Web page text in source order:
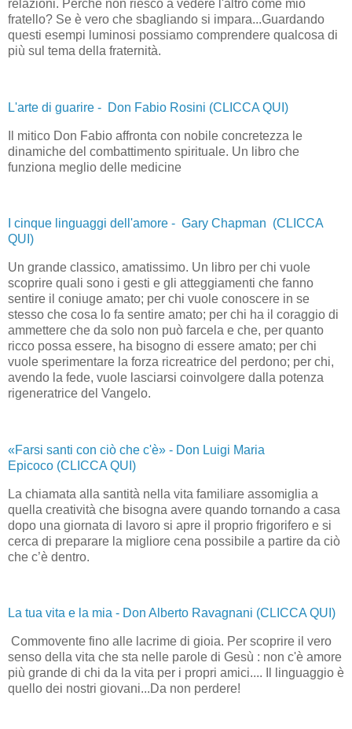
relazioni. Perché non riesco a vedere l'altro come mio
fratello? Se è vero che sbagliando si impara...Guardando
questi esempi luminosi possiamo comprendere qualcosa di
più sul tema della fraternità.
L'arte di guarire - Don Fabio Rosini (CLICCA QUI)
Il mitico Don Fabio affronta con nobile concretezza le
dinamiche del combattimento spirituale. Un libro che
funziona meglio delle medicine
I cinque linguaggi dell'amore - Gary Chapman (CLICCA
QUI)
Un grande classico, amatissimo. Un libro per chi vuole
scoprire quali sono i gesti e gli atteggiamenti che fanno
sentire il coniuge amato; per chi vuole conoscere in se
stesso che cosa lo fa sentire amato; per chi ha il coraggio di
ammettere che da solo non può farcela e che, per quanto
ricco possa essere, ha bisogno di essere amato; per chi
vuole sperimentare la forza ricreatrice del perdono; per chi,
avendo la fede, vuole lasciarsi coinvolgere dalla potenza
rigeneratrice del Vangelo.
«Farsi santi con ciò che c'è» - Don Luigi Maria
Epicoco (CLICCA QUI)
La chiamata alla santità nella vita familiare assomiglia a
quella creatività che bisogna avere quando tornando a casa
dopo una giornata di lavoro si apre il proprio frigorifero e si
cerca di preparare la migliore cena possibile a partire da ciò
che c’è dentro.
La tua vita e la mia - Don Alberto Ravagnani (CLICCA QUI)
Commovente fino alle lacrime di gioia. Per scoprire il vero
senso della vita che sta nelle parole di Gesù : non c'è amore
più grande di chi da la vita per i propri amici.... Il linguaggio è
quello dei nostri giovani...Da non perdere!